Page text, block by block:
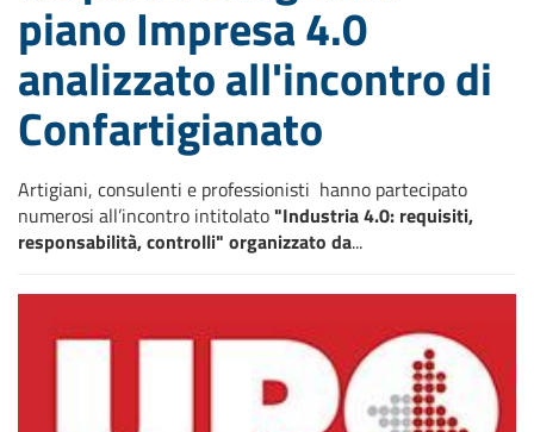
piano Impresa 4.0
analizzato all'incontro di
Confartigianato
Artigiani, consulenti e professionisti hanno partecipato
numerosi all’incontro intitolato "Industria 4.0: requisiti,
responsabilità, controlli" organizzato da...